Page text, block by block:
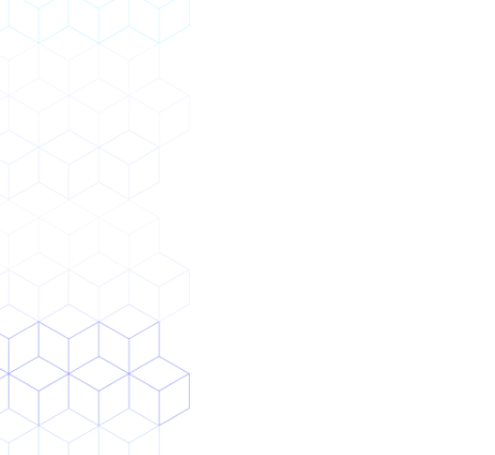
独自のAIモデル開発にも対応
AIモデルの思考可視化を同時並行し、効果・妥
現場がAIを信用できるため、AI活用が定着
提供形態
オーダーメイドAIアプリ開発・運用